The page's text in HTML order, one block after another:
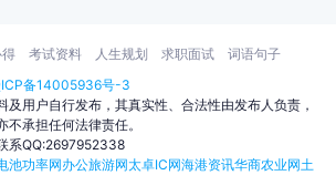
备14005936号-3
及用户自行发布，其真实性、合法性由发布人负责，
承担任何法律责任。
系QQ:2697952338
池功率网办公旅游网太卓IC网海港资讯华商农业网土
考试资料 人生规划 求职面试 词语句子